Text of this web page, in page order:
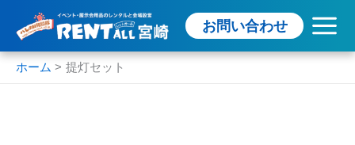
お問い合わせ
ホーム 提灯セット